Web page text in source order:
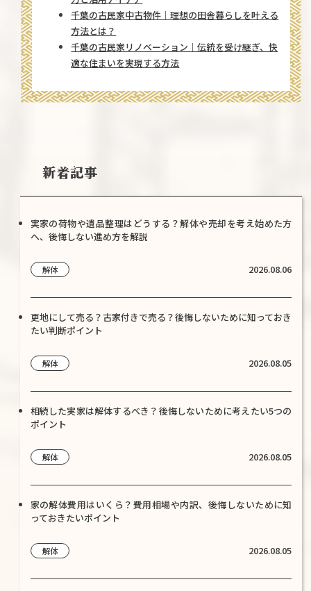
千葉の古民家中古物件｜理想の田舎暮らしを叶える
方法とは？
千葉の古民家リノベーション｜伝統を受け継ぎ、快
適な住まいを実現する方法
新着記事
実家の荷物や遺品整理はどうする？解体や売却を考え始めた方
へ、後悔しない進め方を解説
解体 2026.08.06
更地にして売る？古家付きで売る？後悔しないために知っておき
たい判断ポイント
解体 2026.08.05
相続した実家は解体するべき？後悔しないために考えたい5つの
ポイント
解体 2026.08.05
家の解体費用はいくら？費用相場や内訳、後悔しないために知
っておきたいポイント
解体 2026.08.05